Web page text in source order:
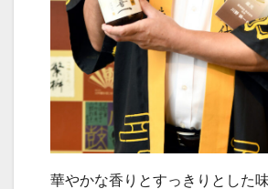
華やかな香りとすっきりとした味